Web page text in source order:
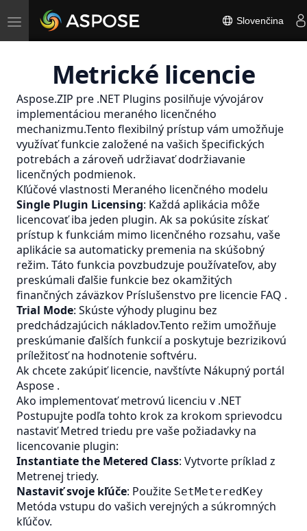
Toggle
navigation
Slovenčina
Metrické licencie
Aspose.ZIP pre .NET Plugins posilňuje vývojárov
implementáciou meraného licenčného
mechanizmu.Tento flexibilný prístup vám umožňuje
využívať funkcie založené na vašich špecifických
potrebách a zároveň udržiavať dodržiavanie
licenčných podmienok.
Kľúčové vlastnosti Meraného licenčného modelu
Single Plugin Licensing: Každá aplikácia môže
licencovať iba jeden plugin. Ak sa pokúsite získať
prístup k funkciám mimo licenčného rozsahu, vaše
aplikácie sa automaticky premenia na skúšobný
režim. Táto funkcia povzbudzuje používateľov, aby
preskúmali ďalšie funkcie bez okamžitých
finančných záväzkov Príslušenstvo pre licencie FAQ .
Trial Mode: Skúste výhody pluginu bez
predchádzajúcich nákladov.Tento režim umožňuje
preskúmanie ďalších funkcií a poskytuje bezrizikovú
príležitosť na hodnotenie softvéru.
Ak chcete zakúpiť licencie, navštívte Nákupný portál
Aspose .
Ako implementovať metrovú licenciu v .NET
Postupujte podľa tohto krok za krokom sprievodcu
nastaviť Metred triedu pre vaše požiadavky na
licencovanie plugin:
Instantiate the Metered Class: Vytvorte príklad z
Metrenej triedy.
Nastaviť svoje kľúče: Použite SetMeteredKey
Metóda vstupu do vašich verejných a súkromných
kľúčov.